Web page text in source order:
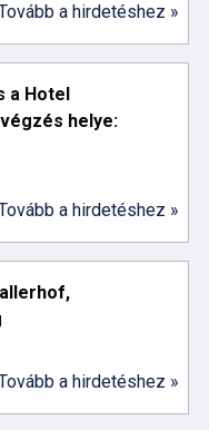
a hirdetéshez »
a Hotel
helye:
a hirdetéshez »
a hirdetéshez »